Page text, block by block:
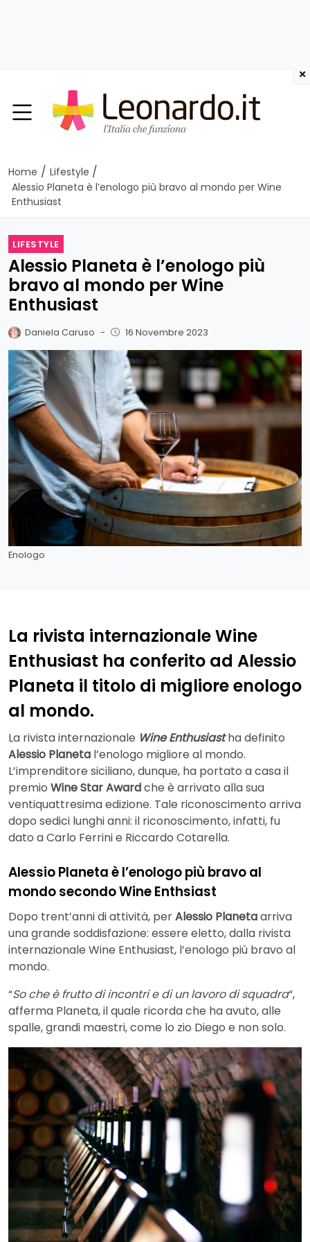
Home / Lifestyle /
Alessio Planeta è l’enologo più bravo al mondo per Wine
Enthusiast
LIFESTYLE
Alessio Planeta è l’enologo più
bravo al mondo per Wine
Enthusiast
Daniela Caruso - 16 Novembre 2023
Enologo
La rivista internazionale Wine
Enthusiast ha conferito ad Alessio
Planeta il titolo di migliore enologo
al mondo.
La rivista internazionale Wine Enthusiastha definito
Alessio Planeta l’enologo migliore al mondo.
L’imprenditore siciliano, dunque, ha portato a casa il
premio Wine Star Awardche è arrivato alla sua
ventiquattresima edizione. Tale riconoscimento arriva
dopo sedici lunghi anni: il riconoscimento, infatti, fu
dato a Carlo Ferrini e Riccardo Cotarella.
Alessio Planeta è l’enologo più bravo al
mondo secondo Wine Enthsiast
Dopo trent’anni di attività, perAlessio Planetaarriva
una grande soddisfazione: essere eletto, dalla rivista
internazionale Wine Enthusiast, l’enologo più bravo al
mondo.
“So che è frutto di incontri e di un lavoro di squadra“,
afferma Planeta, il quale ricorda che ha avuto, alle
spalle, grandi maestri, come lo zio Diego e non solo.
×